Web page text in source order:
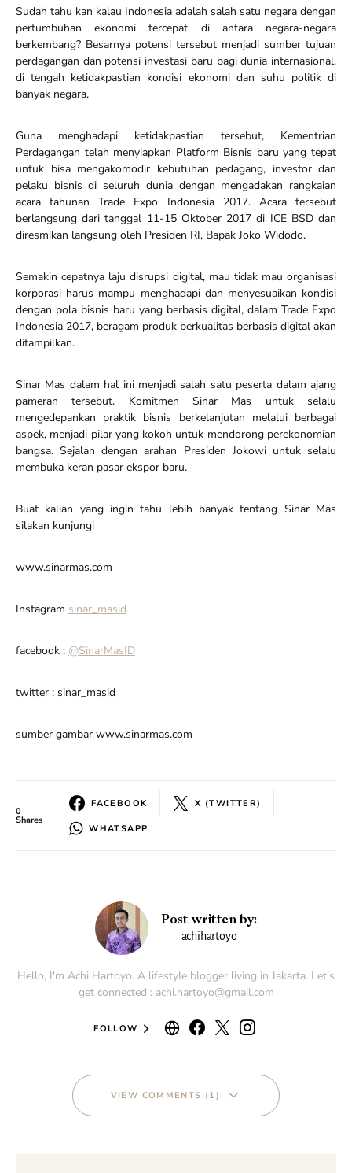
Sudah tahu kan kalau Indonesia adalah salah satu negara dengan
pertumbuhan ekonomi tercepat di antara negara-negara
berkembang? Besarnya potensi tersebut menjadi sumber tujuan
perdagangan dan potensi investasi baru bagi dunia internasional,
di tengah ketidakpastian kondisi ekonomi dan suhu politik di
banyak negara.
Guna menghadapi ketidakpastian tersebut, Kementrian
Perdagangan telah menyiapkan Platform Bisnis baru yang tepat
untuk bisa mengakomodir kebutuhan pedagang, investor dan
pelaku bisnis di seluruh dunia dengan mengadakan rangkaian
acara tahunan Trade Expo Indonesia 2017. Acara tersebut
berlangsung dari tanggal 11-15 Oktober 2017 di ICE BSD dan
diresmikan langsung oleh Presiden RI, Bapak Joko Widodo.
Semakin cepatnya laju disrupsi digital, mau tidak mau organisasi
korporasi harus mampu menghadapi dan menyesuaikan kondisi
dengan pola bisnis baru yang berbasis digital, dalam Trade Expo
Indonesia 2017, beragam produk berkualitas berbasis digital akan
ditampilkan.
Sinar Mas dalam hal ini menjadi salah satu peserta dalam ajang
pameran tersebut. Komitmen Sinar Mas untuk selalu
mengedepankan praktik bisnis berkelanjutan melalui berbagai
aspek, menjadi pilar yang kokoh untuk mendorong perekonomian
bangsa. Sejalan dengan arahan Presiden Jokowi untuk selalu
membuka keran pasar ekspor baru.
Buat kalian yang ingin tahu lebih banyak tentang Sinar Mas
silakan kunjungi
www.sinarmas.com
Instagram sinar_masid
facebook : @SinarMasID
twitter : sinar_masid
sumber gambar www.sinarmas.com
0
Shares
FACEBOOK X (TWITTER)
WHATSAPP
Post written by:
achihartoyo
Hello, I'm Achi Hartoyo. A lifestyle blogger living in Jakarta. Let's
get connected : achi.hartoyo@gmail.com
FOLLOW
VIEW COMMENTS (1)